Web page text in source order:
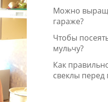
Можно
гараже?
Чтобы
мульчу?
Как
свеклы перед